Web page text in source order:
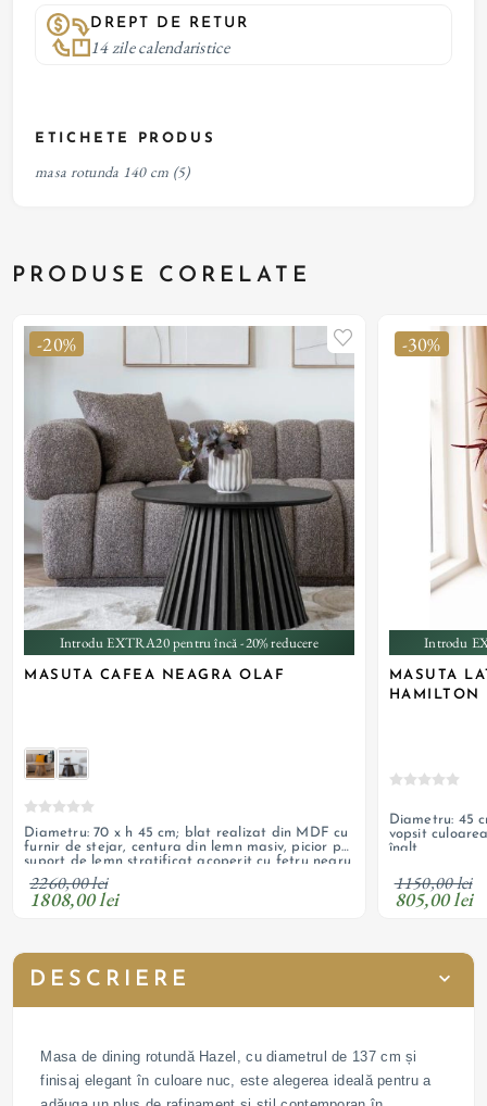
DREPT DE RETUR
14 zile calendaristice
ETICHETE PRODUS
masa rotunda 140 cm (5)
PRODUSE CORELATE
-20%
Introdu EXTRA20 pentru încă -20% reducere
MASUTA CAFEA NEAGRA OLAF
Diametru: 70 x h 45 cm; blat realizat din MDF cu
furnir de stejar, centura din lemn masiv, picior pe
suport de lemn stratificat acoperit cu fetru negru
si lamele din lemn masiv de stejar
2260,00 lei
1808,00 lei
-30%
Introdu
MASUTA
HAMILTON
Diametru: 45
vopsit
înalt
1150,00 lei
805,00 lei
DESCRIERE
Masa de dining rotundă Hazel, cu diametrul de 137 cm și
finisaj elegant în culoare nuc, este alegerea ideală pentru a